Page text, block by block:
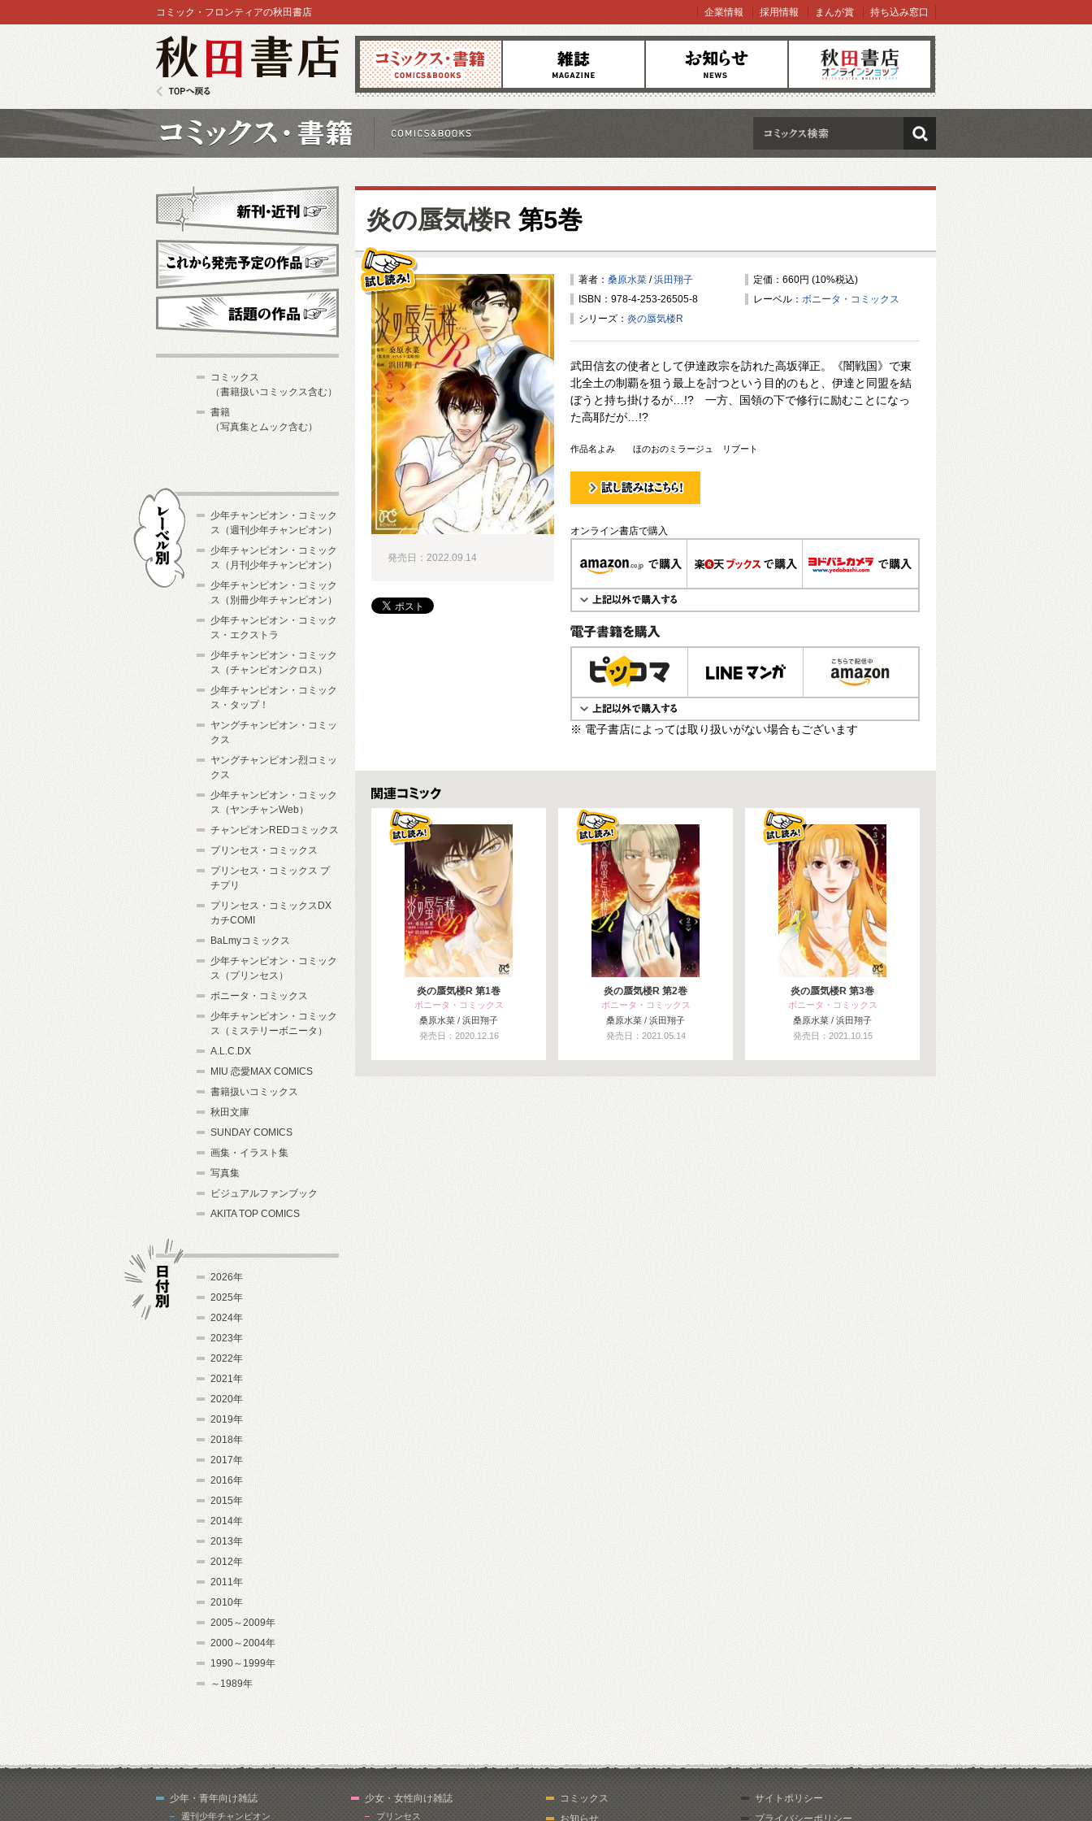
コミックス 雑誌 お知らせ オンラインショップ
コミック・フロンティアの秋田書店 企業情報 採用情報 まんが賞 持ち込み窓口
検索
炎の蜃気楼R 第5巻
著者： 桑原水菜 /浜田翔子
定価：660円 (10%税込)
ISBN：978-4-253-26505-8
レーベル： ボニータ・コミックス
シリーズ： 炎の蜃気楼R
武田信玄の使者として伊達政宗を訪れた高坂弾正。《闇戦国》で東
北全土の制覇を狙う最上を討つという目的のもと、伊達と同盟を結
ぼうと持ち掛けるが…!? 一方、国領の下で修行に励むことになっ
た高耶だが…!?
作品名よみ ほのおのミラージュ リブート
試し読み！
オンライン書店で購入
電子書籍で購入
※ 電子書店によっては取り扱いがない場合もございます
発売日：2022.09.14
関連コミックス
炎の蜃気楼R 第1巻
ボニータ・コミックス
桑原水菜 / 浜田翔子
発売日：2020.12.16
炎の蜃気楼R 第2巻
ボニータ・コミックス
桑原水菜 / 浜田翔子
発売日：2021.05.14
炎の蜃気楼R 第3巻
ボニータ・コミックス
桑原水菜 / 浜田翔子
発売日：2021.10.15
新刊・近刊
これから発売予定
コミックス
（書籍扱いコミックス含む）
書籍
（写真集とムック含む）
少年チャンピオン・コミック
ス（週刊少年チャンピオン）
少年チャンピオン・コミック
ス（月刊少年チャンピオン）
少年チャンピオン・コミック
ス（別冊少年チャンピオン）
少年チャンピオン・コミック
ス・エクストラ
少年チャンピオン・コミック
ス（チャンピオンクロス）
少年チャンピオン・コミック
ス・タップ！
ヤングチャンピオン・コミッ
クス
ヤングチャンピオン烈コミッ
クス
少年チャンピオン・コミック
ス（ヤンチャンWeb）
チャンピオンREDコミックス
プリンセス・コミックス
プリンセス・コミックス プ
チプリ
プリンセス・コミックスDX
カチCOMI
BaLmyコミックス
少年チャンピオン・コミック
ス（プリンセス）
ボニータ・コミックス
少年チャンピオン・コミック
ス（ミステリーボニータ）
A.L.C.DX
MIU 恋愛MAX COMICS
書籍扱いコミックス
秋田文庫
SUNDAY COMICS
画集・イラスト集
写真集
ビジュアルファンブック
AKITA TOP COMICS
2026年
2025年
2024年
2023年
2022年
2021年
2020年
2019年
2018年
2017年
2016年
2015年
2014年
2013年
2012年
2011年
2010年
2005～2009年
2000～2004年
1990～1999年
～1989年
少年・青年向け雑誌
週刊少年チャンピオン
少女・女性向け雑誌
プリンセス
コミックス
お知らせ
サイトポリシー
プライバシーポリシー